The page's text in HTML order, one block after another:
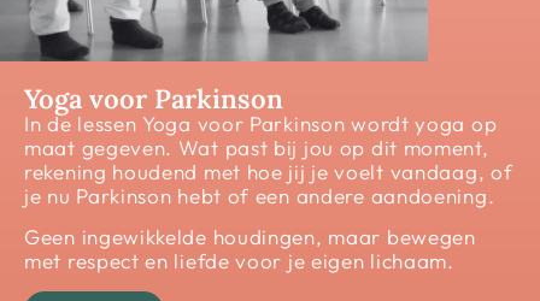
Yoga voor Parkinson
In de lessen Yoga voor Parkinson wordt yoga op
maat gegeven. Wat past bij jou op dit moment,
rekening houdend met hoe jij je voelt vandaag, of
je nu Parkinson hebt of een andere aandoening.
Geen ingewikkelde houdingen, maar bewegen
met respect en liefde voor je eigen lichaam.